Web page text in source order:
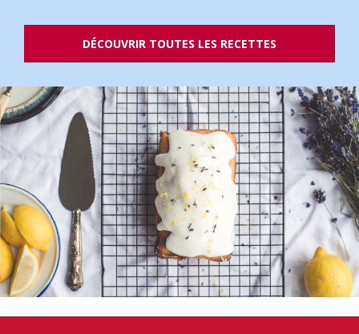
DÉCOUVRIR TOUTES LES RECETTES